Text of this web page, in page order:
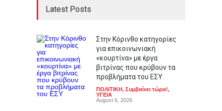
Latest Posts
Στην Κόρινθο κατηγορίες
για επικοινωνιακή
«κουρτίνα» με έργα
βιτρίνας που κρύβουν τα
προβλήματα του ΕΣΥ
ΠΟΛΙΤΙΚΗ, Συμβαίνει τώρα!,
ΥΓΕΙΑ
August 6, 2026